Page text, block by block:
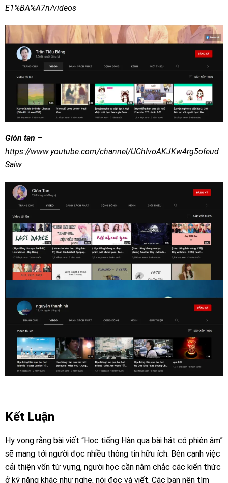
E1%BA%A7n/videos
Giòn tan –
https://www.youtube.com/channel/UChIvoAKJKw4rg5ofeud
Saiw
Kết Luận
Hy vọng rằng bài viết “Học tiếng Hàn qua bài hát có phiên âm”
sẽ mang tới người đọc nhiều thông tin hữu ích. Bên cạnh việc
cải thiện vốn từ vựng, người học cần nắm chắc các kiến thức
ở kỹ năng khác như nghe, nói đọc và viết. Các bạn nên tìm